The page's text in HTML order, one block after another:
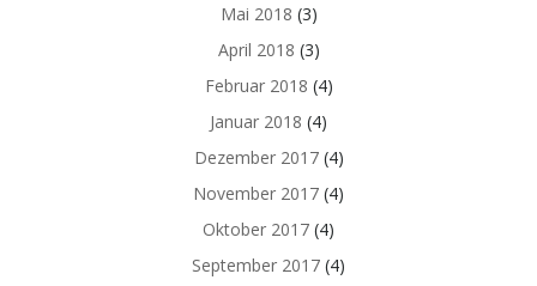
Mai 2018 (3)
April 2018 (3)
Februar 2018 (4)
Januar 2018 (4)
Dezember 2017(4)
November 2017 (4)
Oktober 2017 (4)
September 2017 (4)